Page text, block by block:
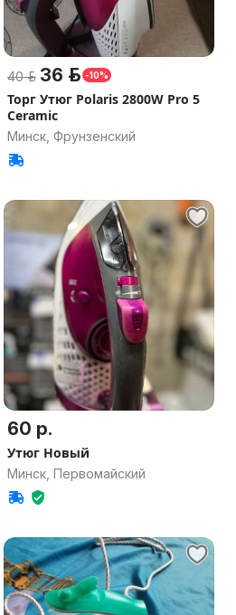
40 р. 36 р. -10%
Торг Утюг Polaris 2800W Pro 5
Ceramic
Минск, Фрунзенский
60 р.
Утюг Новый
Минск, Первомайский